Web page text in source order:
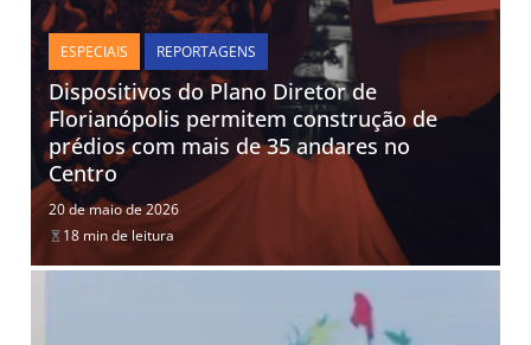
ESPECIAIS REPORTAGENS
Dispositivos do Plano Diretor de
Florianópolis permitem construção de
prédios com mais de 35 andares no
Centro
20 de maio de 2026
18 min de leitura